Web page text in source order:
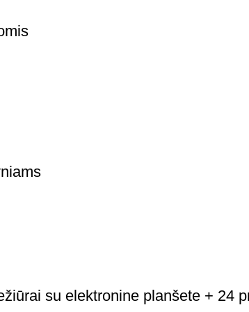
su elektronine planšete + 24